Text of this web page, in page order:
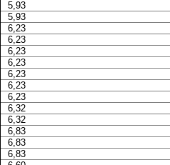
5,93
5,93
6,23
6,23
6,23
6,23
6,23
6,23
6,23
6,32
6,32
6,83
6,83
6,83